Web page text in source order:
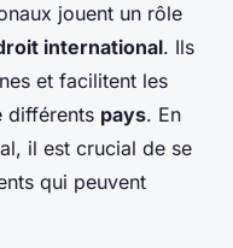
jouent un rôle
international. Ils
et facilitent les
différents pays. En
il est crucial de se
qui peuvent